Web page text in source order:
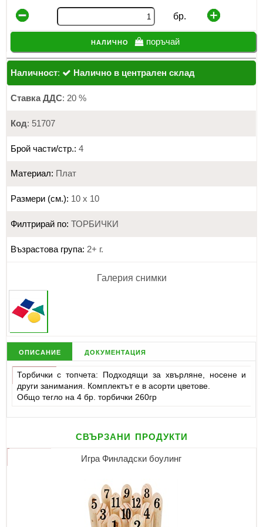
бр.
налично поръчай
Наличност: Налично в централен склад
Ставка ДДС: 20 %
Код: 51707
Брой части/стр.: 4
Материал: Плат
Размери (см.): 10 х 10
Филтрирай по: ТОРБИЧКИ
Възрастова група: 2+ г.
Галерия снимки
описание документация
Торбички с топчета: Подходящи за хвърляне, носене и
други занимания. Комплектът е в асорти цветове.
Общо тегло на 4 бр. торбички 260гр
свързани продукти
Игра Финладски боулинг